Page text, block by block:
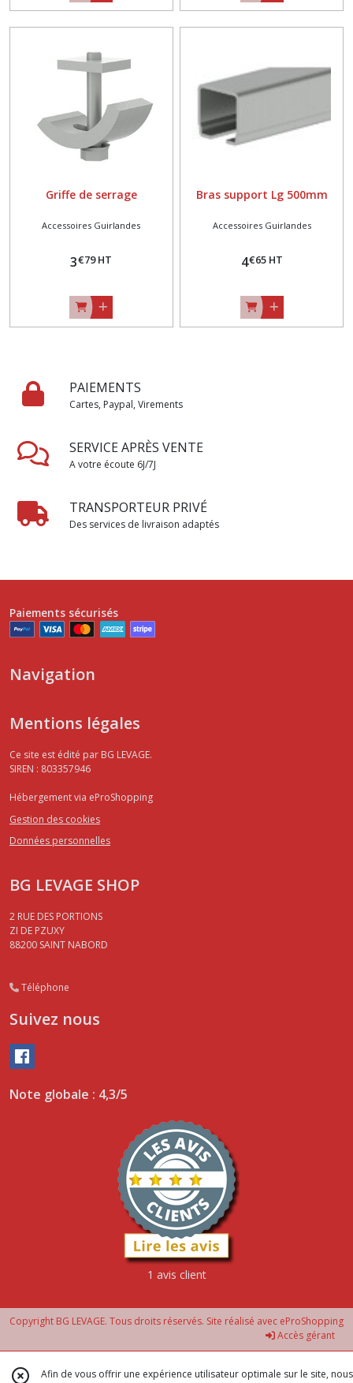
Griffe de serrage
Accessoires Guirlandes
3€79 HT
Bras support Lg 500mm
Accessoires Guirlandes
4€65 HT
PAIEMENTS
Cartes, Paypal, Virements
SERVICE APRÈS VENTE
A votre écoute 6J/7J
TRANSPORTEUR PRIVÉ
Des services de livraison adaptés
Paiements sécurisés
Navigation
Mentions légales
Ce site est édité par BG LEVAGE.
SIREN : 803357946
Hébergement via eProShopping
Gestion des cookies
Données personnelles
BG LEVAGE SHOP
2 RUE DES PORTIONS
ZI DE PZUXY
88200 SAINT NABORD
Téléphone
Suivez nous
Note globale : 4,3/5
1 avis client
Copyright BG LEVAGE. Tous droits réservés. Site réalisé avec eProShopping
Accès gérant
Afin de vous offrir une expérience utilisateur optimale sur le site, nous